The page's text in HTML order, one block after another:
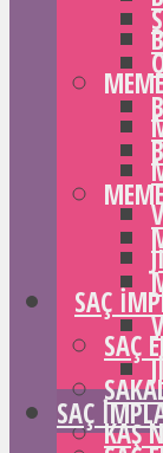
SAÇ
SAÇ
KAŞ
SAÇ